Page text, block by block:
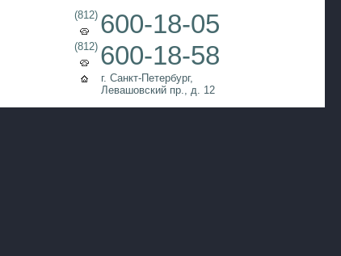
(812) 600-18-05
(812) 600-18-58
г. Санкт-Петербург,
Левашовский пр., д. 12